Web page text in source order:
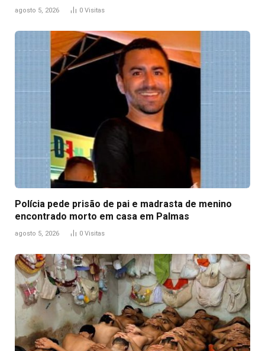
agosto 5, 2026 0 Visitas
Polícia pede prisão de pai e madrasta de menino
encontrado morto em casa em Palmas
agosto 5, 2026 0 Visitas